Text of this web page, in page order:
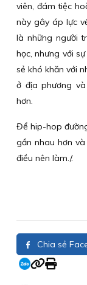
viên, đám tiệc
này gây áp lực
là những người
học, nhưng với
sẻ khó khăn với
ở địa phương
hơn.
Để hip-hop
gần nhau hơn
điều nên làm./.
Chia sẻ